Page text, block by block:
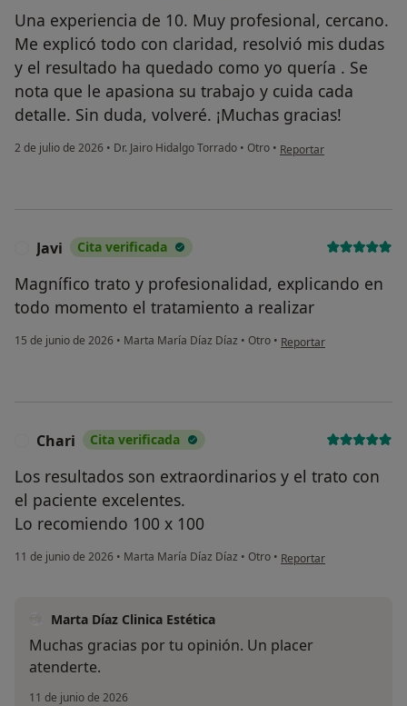
Una experiencia de 10. Muy profesional, cercano.
Me explicó todo con claridad, resolvió mis dudas
y el resultado ha quedado como yo quería . Se
nota que le apasiona su trabajo y cuida cada
detalle. Sin duda, volveré. ¡Muchas gracias!
2 de julio de 2026 • Dr. Jairo Hidalgo Torrado • Otro • en opinión del usuario
Reportar
Javi Cita verificada
Magnífico trato y profesionalidad, explicando en
todo momento el tratamiento a realizar
15 de junio de 2026 • Marta María Díaz Díaz • Otro • en opinión del usuario
Reportar
Chari Cita verificada
Los resultados son extraordinarios y el trato con
el paciente excelentes.
Lo recomiendo 100 x 100
11 de junio de 2026 • Marta María Díaz Díaz • Otro • en opinión del usuario
Reportar
Marta Díaz Clinica Estética
Muchas gracias por tu opinión. Un placer
atenderte.
11 de junio de 2026